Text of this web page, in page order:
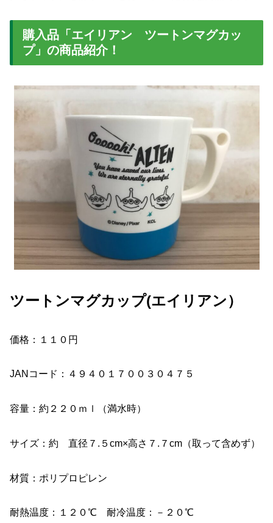
購入品「エイリアン ツートンマグカッ
プ」の商品紹介！
ツートンマグカップ(エイリアン）
価格：１１０円
JANコード：４９４０１７００３０４７５
容量：約２２０ｍｌ（満水時）
サイズ：約 直径７.５cm×高さ７.７cm（取って含めず）
材質：ポリプロピレン
耐熱温度：１２０℃ 耐冷温度：－２０℃